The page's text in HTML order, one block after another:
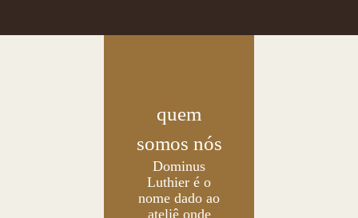
quem
somos nós
Dominus
Luthier é o
nome dado ao
ateliê onde